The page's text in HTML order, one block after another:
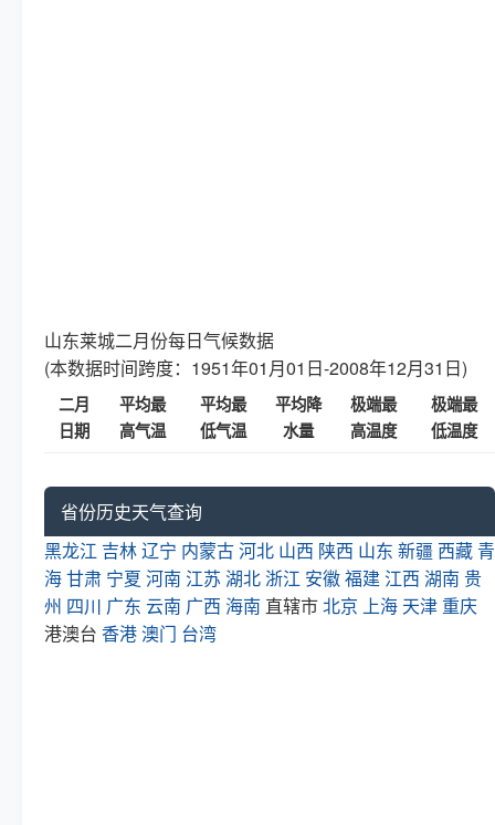
山东莱城二月份每日气候数据
(本数据时间跨度：1951年01月01日-2008年12月31日)
二月
日期
平均最
高气温
平均最
低气温
平均降
水量
极端最
高温度
极端最
低温度
省份历史天气查询
黑龙江 吉林辽宁 内蒙古河北 山西 陕西 山东 新疆 西藏 青
海甘肃 宁夏 河南 江苏 湖北 浙江 安徽福建 江西 湖南 贵
州 四川 广东 云南 广西 海南 直辖市北京 上海 天津 重庆
港澳台 香港澳门 台湾